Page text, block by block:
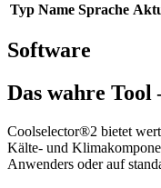
Typ Name Sprache
Software
Das wahre
Coolselector®2 bietet
Kälte- und
Anwenders oder auf